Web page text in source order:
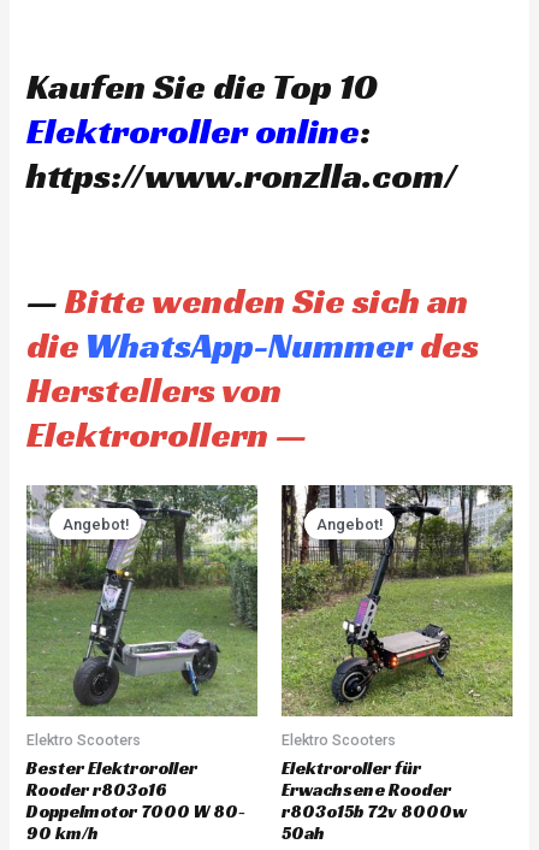
Kaufen Sie die Top 10
Elektroroller online:
https://www.ronzlla.com/
—Bitte wenden Sie sich an
die WhatsApp-Nummerdes
Herstellers von
Elektrorollern —
Angebot!
Angebot!
Elektro Scooters
Bester Elektroroller
Rooder r803o16
Doppelmotor 7000 W 80-
90 km/h
Original
price
was:
CHF 3'930.00.
Current
price
is:
CHF 3'733.00.
Angebot!
Angebot!
Elektro Scooters
Elektroroller für
Erwachsene Rooder
r803o15b 72v 8000w
50ah
Original
price
was:
CHF 4'845.00.
Current
price
is:
CHF